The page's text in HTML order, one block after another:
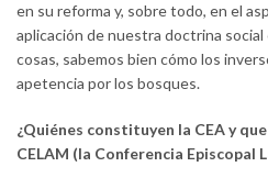
en su reforma y, sobre todo, en el
aplicación de nuestra doctrina
cosas, sabemos bien cómo los
apetencia por los bosques.
¿Quiénes constituyen la CEA y
CELAM (la Conferencia Episcopal